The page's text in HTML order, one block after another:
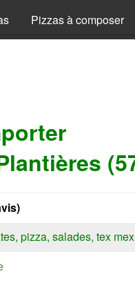
Pizzas à composer
pizza, salades, tex